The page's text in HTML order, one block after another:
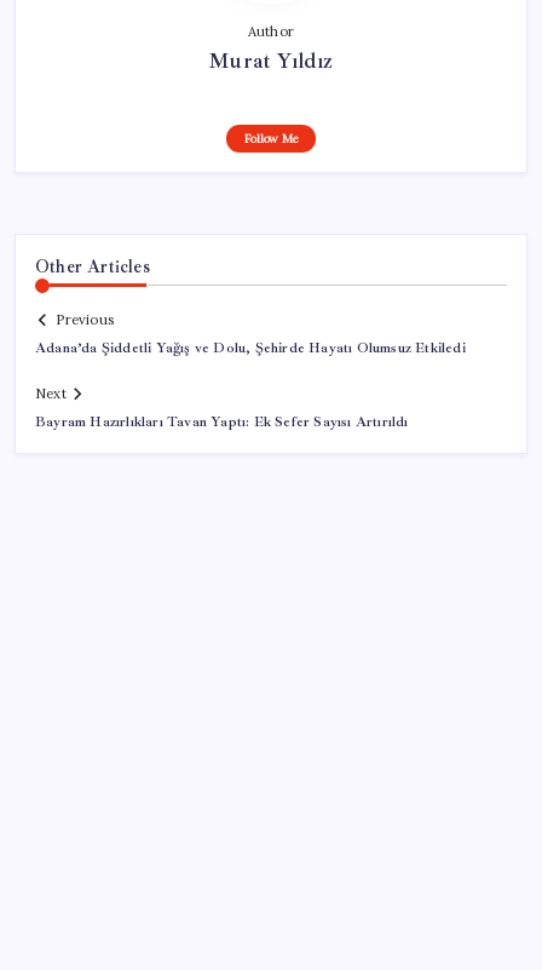
Author
Murat Yıldız
Follow Me
Other Articles
Previous
Adana’da Şiddetli Yağış ve Dolu, Şehirde Hayatı Olumsuz Etkiledi
Next
Bayram Hazırlıkları Tavan Yaptı: Ek Sefer Sayısı Artırıldı